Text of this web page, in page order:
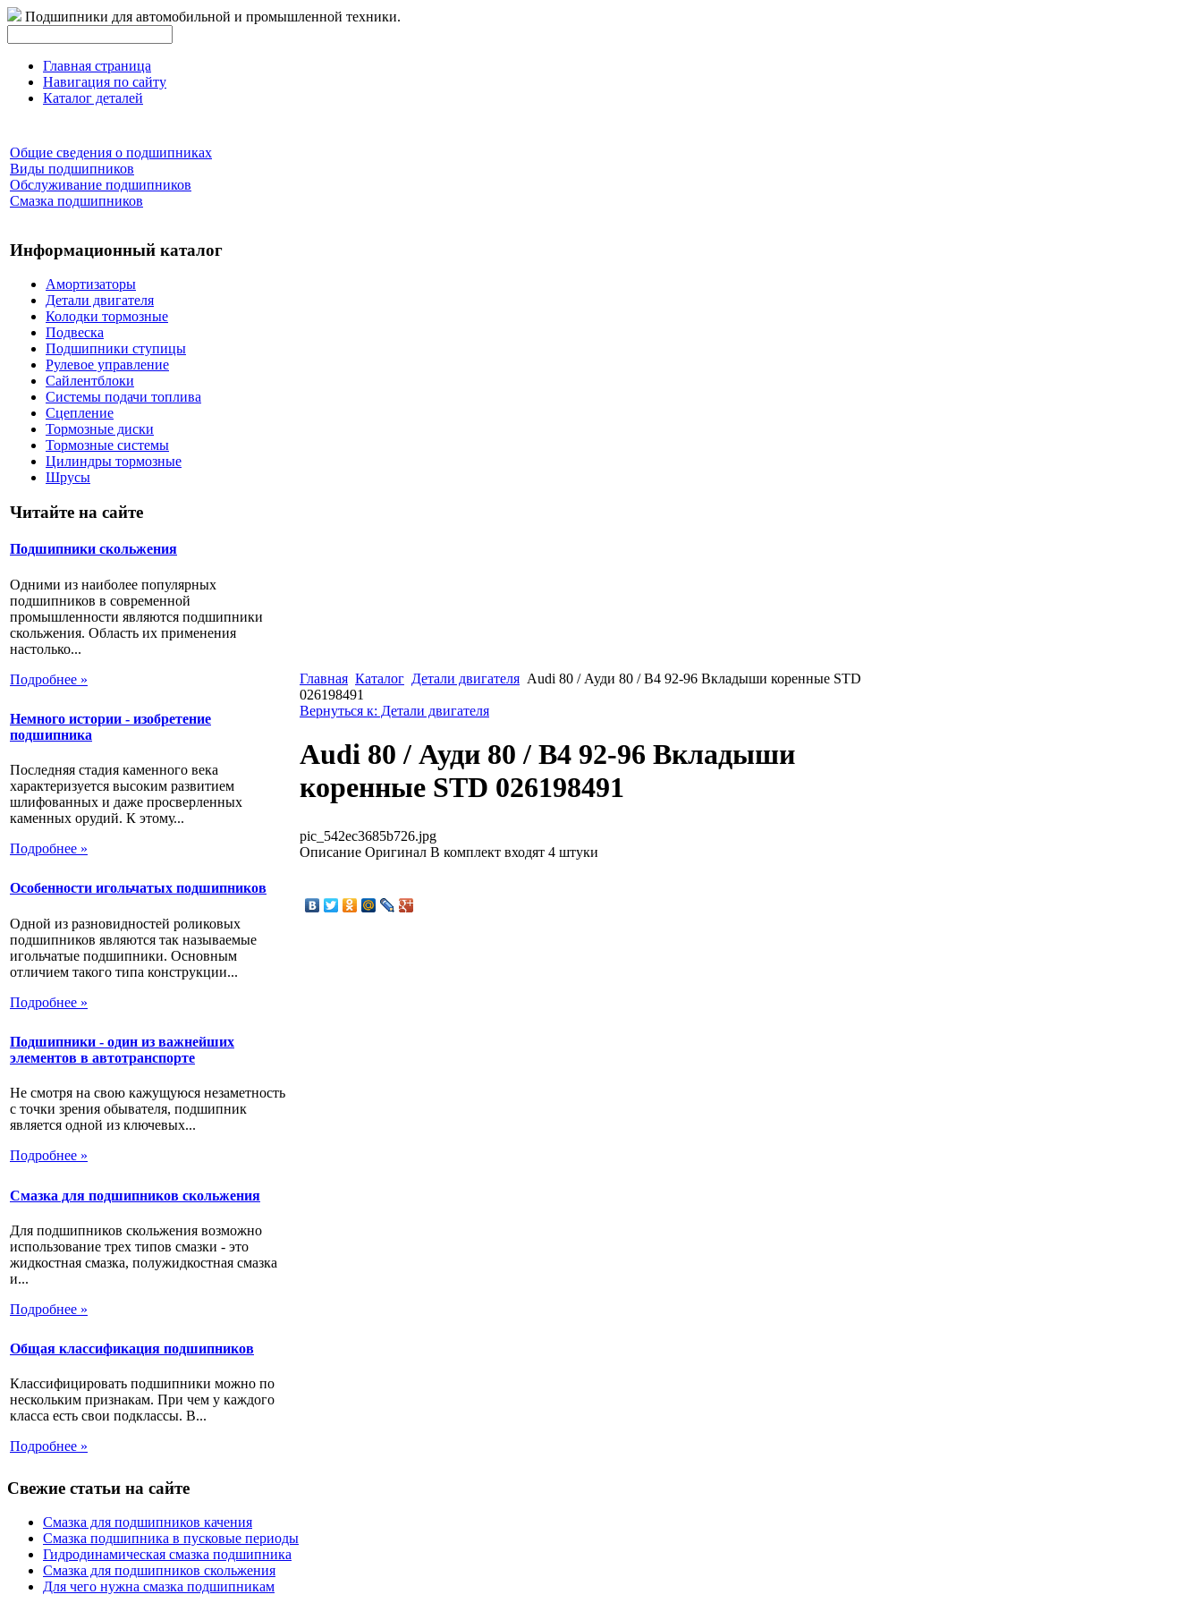
Подшипники для автомобильной и промышленной техники.
Главная страница
Навигация по сайту
Каталог деталей
Общие сведения о подшипниках
Виды подшипников
Обслуживание подшипников
Смазка подшипников
Информационный каталог
Амортизаторы
Детали двигателя
Колодки тормозные
Подвеска
Подшипники ступицы
Рулевое управление
Сайлентблоки
Системы подачи топлива
Сцепление
Тормозные диски
Тормозные системы
Цилиндры тормозные
Шрусы
Читайте на сайте
Подшипники скольжения
Одними из наиболее популярных
подшипников в современной
промышленности являются подшипники
скольжения. Область их применения
настолько...
Подробнее »
Немного истории - изобретение
подшипника
Последняя стадия каменного века
характеризуется высоким развитием
шлифованных и даже просверленных
каменных орудий. К этому...
Подробнее »
Особенности игольчатых подшипников
Одной из разновидностей роликовых
подшипников являются так называемые
игольчатые подшипники. Основным
отличием такого типа конструкции...
Подробнее »
Подшипники - один из важнейших
элементов в автотранспорте
Не смотря на свою кажущуюся незаметность
с точки зрения обывателя, подшипник
является одной из ключевых...
Подробнее »
Смазка для подшипников скольжения
Для подшипников скольжения возможно
использование трех типов смазки - это
жидкостная смазка, полужидкостная смазка
и...
Подробнее »
Общая классификация подшипников
Классифицировать подшипники можно по
нескольким признакам. При чем у каждого
класса есть свои подклассы. В...
Подробнее »
Главная Каталог Детали двигателя Audi 80 / Ауди 80 / B4 92-96 Вкладыши коренные STD
026198491
Вернуться к: Детали двигателя
Audi 80 / Ауди 80 / B4 92-96 Вкладыши
коренные STD 026198491
pic_542ec3685b726.jpg
Описание Оригинал В комплект входят 4 штуки
Свежие статьи на сайте
Смазка для подшипников качения
Смазка подшипника в пусковые периоды
Гидродинамическая смазка подшипника
Смазка для подшипников скольжения
Для чего нужна смазка подшипникам